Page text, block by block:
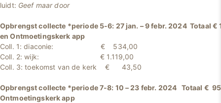
luidt: Geef maar door
Opbrengst collecte *periode 5-6: 27 jan. – 9 febr. 2024 Totaal
en Ontmoetingskerk app
Coll. 1: diaconie: € 534,00
Coll. 2: wijk: € 1.119,00
Coll. 3: toekomst van de kerk € 43,50
Opbrengst collecte *periode 7-8: 10 – 23 febr. 2024 Totaal €
Ontmoetingskerk app